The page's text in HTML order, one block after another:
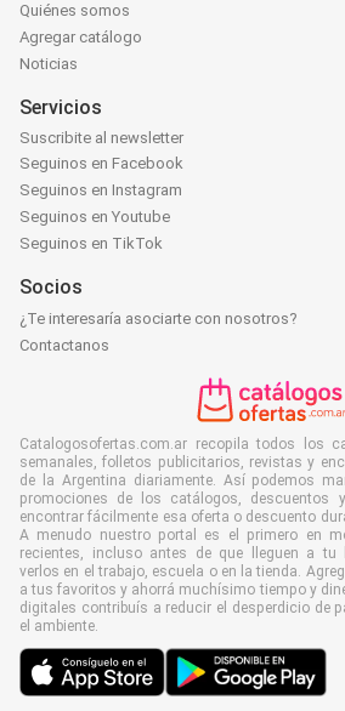
Quiénes somos
Agregar catálogo
Noticias
Servicios
Suscribite al newsletter
Seguinos en Facebook
Seguinos en Instagram
Seguinos en Youtube
Seguinos en TikTok
Socios
¿Te interesaría asociarte con nosotros?
Contactanos
Catalogosofertas.com.ar recopila todos los
semanales, folletos publicitarios, revistas y
de la Argentina diariamente. Así podemos
promociones de los catálogos, descuentos
encontrar fácilmente esa oferta o descuento
A menudo nuestro portal es el primero en
recientes, incluso antes de que lleguen a tu
verlos en el trabajo, escuela o en la tienda.
a tus favoritos y ahorrá muchísimo tiempo y
digitales contribuís a reducir el desperdicio de
el ambiente.